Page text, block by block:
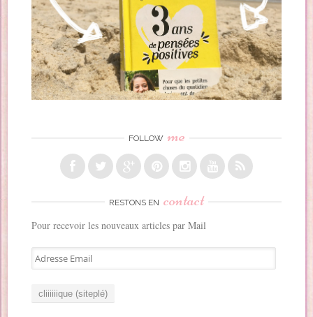
FOLLOW me
RESTONS EN contact
Pour recevoir les nouveaux articles par Mail
A
d